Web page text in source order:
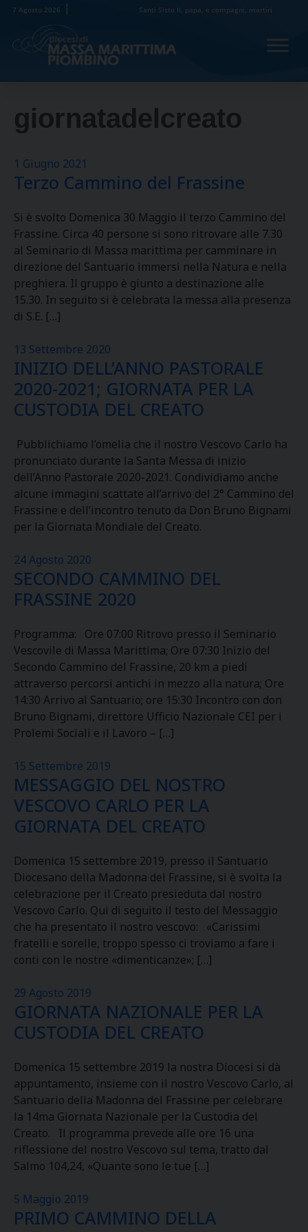
Skip
content
7 Agosto 2026 Santi Sisto II, papa, e compagni, martiri
giornatadelcreato
1 Giugno 2021
Terzo Cammino del Frassine
Si è svolto Domenica 30 Maggio il terzo Cammino del
Frassine. Circa 40 persone si sono ritrovare alle 7.30
al Seminario di Massa marittima per camminare in
direzione del Santuario immersi nella Natura e nella
preghiera. Il gruppo è giunto a destinazione alle
15.30. In seguito si è celebrata la messa alla presenza
di S.E. […]
13 Settembre 2020
INIZIO DELL’ANNO PASTORALE
2020-2021; GIORNATA PER LA
CUSTODIA DEL CREATO
Pubblichiamo l’omelia che il nostro Vescovo Carlo ha
pronunciato durante la Santa Messa di inizio
dell’Anno Pastorale 2020-2021. Condividiamo anche
alcune immagini scattate all’arrivo del 2° Cammino del
Frassine e dell’incontro tenuto da Don Bruno Bignami
per la Giornata Mondiale del Creato.
24 Agosto 2020
SECONDO CAMMINO DEL
FRASSINE 2020
Programma: Ore 07:00 Ritrovo presso il Seminario
Vescovile di Massa Marittima; Ore 07:30 Inizio del
Secondo Cammino del Frassine, 20 km a piedi
attraverso percorsi antichi in mezzo alla natura; Ore
14:30 Arrivo al Santuario; ore 15:30 Incontro con don
Bruno Bignami, direttore Ufficio Nazionale CEI per i
Prolemi Sociali e il Lavoro – […]
15 Settembre 2019
MESSAGGIO DEL NOSTRO
VESCOVO CARLO PER LA
GIORNATA DEL CREATO
Domenica 15 settembre 2019, presso il Santuario
Diocesano della Madonna del Frassine, si è svolta la
celebrazione per il Creato presieduta dal nostro
Vescovo Carlo. Qui di seguito il testo del Messaggio
che ha presentato il nostro vescovo: «Carissimi
fratelli e sorelle, troppo spesso ci troviamo a fare i
conti con le nostre «dimenticanze»; […]
29 Agosto 2019
GIORNATA NAZIONALE PER LA
CUSTODIA DEL CREATO
Domenica 15 settembre 2019 la nostra Diocesi si dà
appuntamento, insieme con il nostro Vescovo Carlo, al
Santuario della Madonna del Frassine per celebrare
la 14ma Giornata Nazionale per la Custodia del
Creato. Il programma prevede alle ore 16 una
riflessione del nostro Vescovo sul tema, tratto dal
Salmo 104,24, «Quante sono le tue […]
5 Maggio 2019
PRIMO CAMMINO DELLA